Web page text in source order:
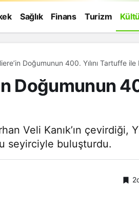
Sağlık Finans Turizm
Doğumunun 400. Yılını Tartuffe ile
Doğumunun
Veli Kanık’ın çevirdiği,
seyirciyle buluşturdu.